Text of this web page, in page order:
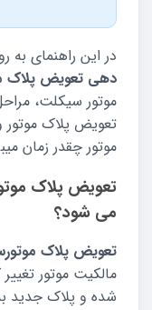
در این راهنمای به روز شده 1404،
دهی تعویض پلاک
موتور سیکلت،
تعویض پلاک
موتور چقدر زمان
تعویض پلاک
می شود؟
تعویض پلاک
مالکیت موتور
شده و پلاک جدید